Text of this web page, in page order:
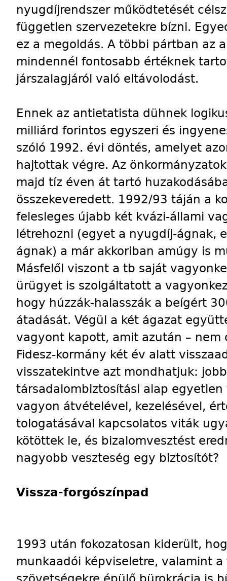
nyugdíjrendszer működtetését
független szervezetekre bízni.
ez a megoldás. A többi pártban az
mindennél fontosabb értéknek
járszalagjáról való eltávolodást.
Ennek az antietatista dühnek
milliárd forintos egyszeri és
szóló 1992. évi döntés, amelyet
hajtottak végre. Az
majd tíz éven át tartó
összekeveredett. 1992/93 táján a
felesleges újabb két kvázi-állami
létrehozni (egyet a nyugdíj-ágnak,
ágnak) a már akkoriban amúgy is
Másfelől viszont a tb saját
ürügyet is szolgáltatott a
hogy húzzák-halasszák a beígért
átadását. Végül a két ágazat
vagyont kapott, amit azután – nem
Fidesz-kormány két év alatt
visszatekintve azt mondhatjuk:
társadalombiztosítási alap
vagyon átvételével, kezelésével,
tologatásával kapcsolatos viták
kötöttek le, és bizalomvesztést
nagyobb veszteség egy biztosítót?
Vissza-forgószínpad
1993 után fokozatosan kiderült,
munkaadói képviseletre, valamint